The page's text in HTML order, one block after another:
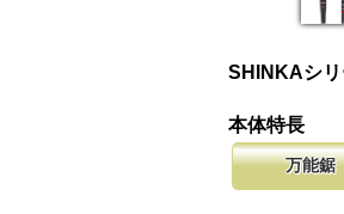
SHINKAシリ
本体特長
万能鋸